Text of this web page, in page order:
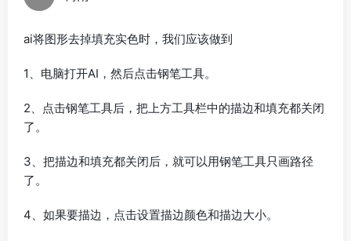
ai将图形去掉填充实色时，我们应该做到
1、电脑打开AI，然后点击钢笔工具。
2、点击钢笔工具后，把上方工具栏中的描边和填充都关闭
了。
3、把描边和填充都关闭后，就可以用钢笔工具只画路径
了。
4、如果要描边，点击设置描边颜色和描边大小。